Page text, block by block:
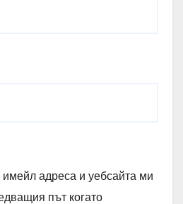
адреса и уебсайта ми
път когато